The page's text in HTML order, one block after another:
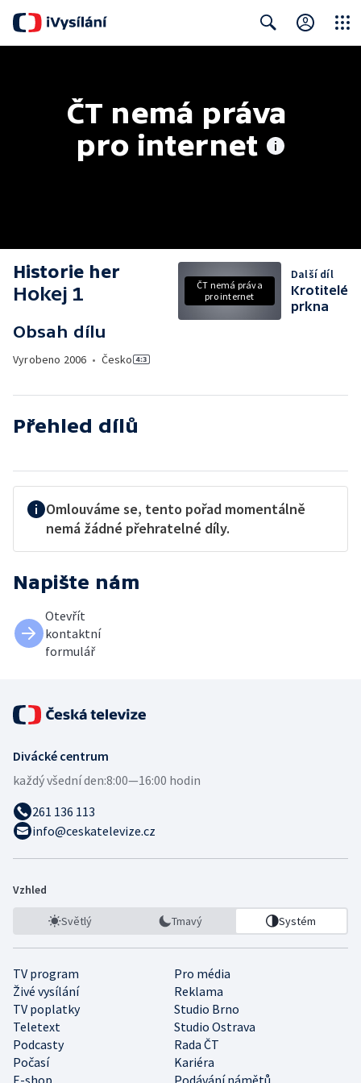
ČT nemá práva
pro internet
Historie her
Hokej 1
Obsah dílu
Vyrobeno 2006 • Česko
ČT nemá práva
pro internet
Další díl
Krotitelé
prkna
Přehled dílů
Omlouváme se, tento pořad momentálně
nemá žádné přehratelné díly.
Napište nám
Otevřít
kontaktní
formulář
Divácké centrum
každý všední den:8:00—16:00 hodin
261 136 113
info@ceskatelevize.cz
Vzhled
Světlý Tmavý Systém
TV program
Pro média
Živé vysílání
Reklama
TV poplatky
Studio Brno
Teletext
Studio Ostrava
Podcasty
Rada ČT
Počasí
Kariéra
E-shop
Podávání námětů